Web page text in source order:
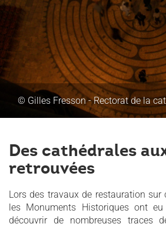
© Gilles Fresson - Rectorat de la
Des cathédrales
retrouvées
Lors des travaux de restauration sur
les Monuments Historiques ont
découvrir de nombreuses traces